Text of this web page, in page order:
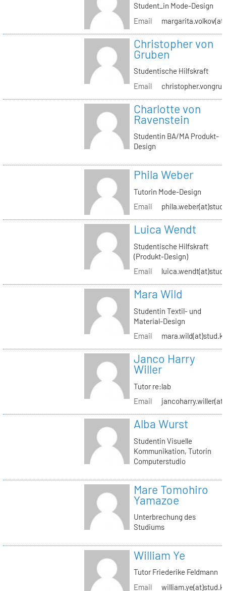
Student_in Mode-Design
Email
Christopher von
Gruben
Studentische Hilfskraft
Email
Charlotte von
Ravenstein
Studentin BA/MA Produkt-
Design
Phila Weber
Tutorin Mode-Design
Email
Luica Wendt
Studentische Hilfskraft
(Produkt-Design)
Email
Mara Wild
Studentin Textil- und
Material-Design
Email
Janco Harry
Willer
Tutor re:lab
Email
Alba Wurst
Studentin Visuelle
Kommunikation, Tutorin
Computerstudio
Mare Tomohiro
Yamazoe
Unterbrechung des
Studiums
William Ye
Tutor Friederike Feldmann
Email